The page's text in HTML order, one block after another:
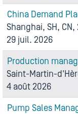
China Demand
Shanghai, SH, CN,
29 juil. 2026
Production
Saint-Martin-
4 août 2026
Pump Sales